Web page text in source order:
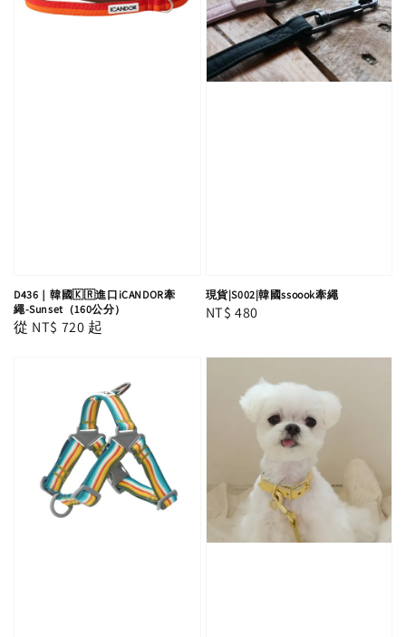
D436｜韓國🇰🇷進口iCANDOR牽
繩-Sunset（160公分）
Regular
從 NT$ 720 起
現貨|S002|韓國ssoook牽繩
Regular
NT$ 480